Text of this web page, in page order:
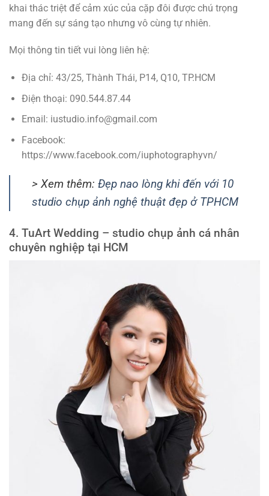
khai thác triệt để cảm xúc của cặp đôi được chú trọng
mang đến sự sáng tạo nhưng vô cùng tự nhiên.
Mọi thông tin tiết vui lòng liên hệ:
Địa chỉ: 43/25, Thành Thái, P14, Q10, TP.HCM
Điện thoại: 090.544.87.44
Email: iustudio.info@gmail.com
Facebook:
https://www.facebook.com/iuphotographyvn/
> Xem thêm: Đẹp nao lòng khi đến với 10
studio chụp ảnh nghệ thuật đẹp ở TPHCM
4. TuArt Wedding – studio chụp ảnh cá nhân
chuyên nghiệp tại HCM